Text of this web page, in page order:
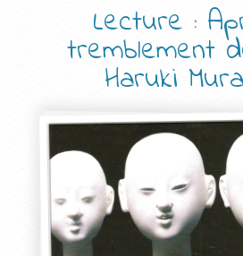
Lecture :
tremblement
Haruki